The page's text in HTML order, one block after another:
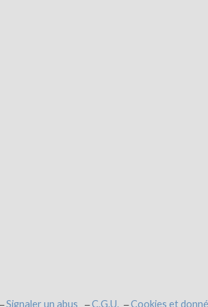
Signaler un abus C.G.U. Cookies et